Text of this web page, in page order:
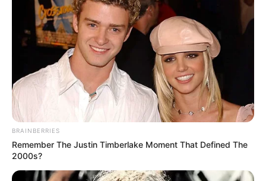
BRAINBERRIES
Remember The Justin Timberlake Moment That Defined The
2000s?